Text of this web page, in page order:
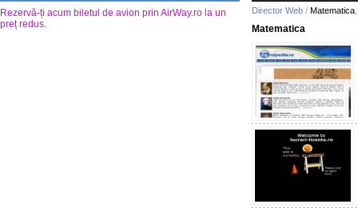
Rezervă-ți acum biletul de avion prin AirWay.ro la un
preț redus.
Director Web / Matematica
Matematica